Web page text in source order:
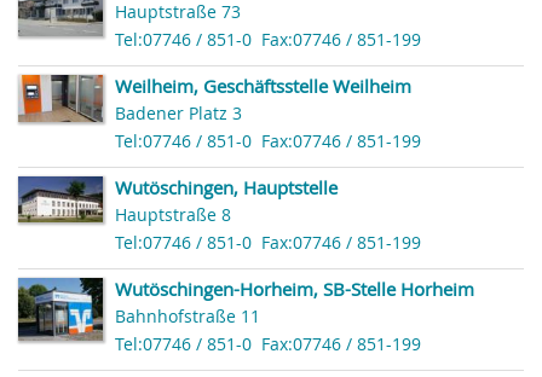
Hauptstraße 73
Tel:07746 / 851-0 Fax:07746 / 851-199
Weilheim, Geschäftsstelle Weilheim
Badener Platz 3
Tel:07746 / 851-0 Fax:07746 / 851-199
Wutöschingen, Hauptstelle
Hauptstraße 8
Tel:07746 / 851-0 Fax:07746 / 851-199
Wutöschingen-Horheim, SB-Stelle Horheim
Bahnhofstraße 11
Tel:07746 / 851-0 Fax:07746 / 851-199